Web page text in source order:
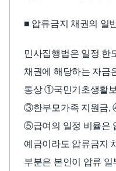
■ 압류금지 채권의 일
민사집행법은 일정 한
채권에 해당하는 자금
통상 ①국민기초생활
③한부모가족 지원금,
⑤급여의 일정 비율은
예금이라도 압류금지
부분은 본인이 압류